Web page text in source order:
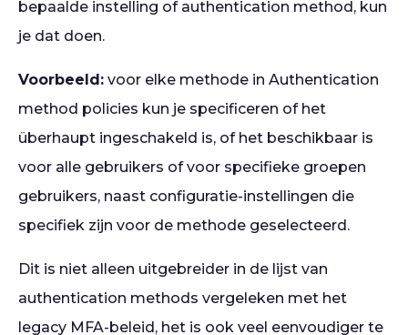
bepaalde instelling of authentication method, kun
je dat doen.
Voorbeeld: voor elke methode in Authentication
method policies kun je specificeren of het
überhaupt ingeschakeld is, of het beschikbaar is
voor alle gebruikers of voor specifieke groepen
gebruikers, naast configuratie-instellingen die
specifiek zijn voor de methode geselecteerd.
Dit is niet alleen uitgebreider in de lijst van
authentication methods vergeleken met het
legacy MFA-beleid, het is ook veel eenvoudiger te